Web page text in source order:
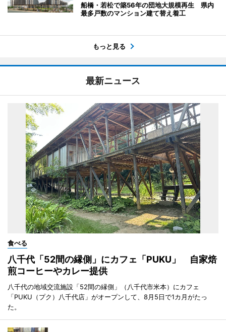
船橋・若松で築56年の団地大規模再生 県内
最多戸数のマンション建て替え着工
もっと見る
最新ニュース
食べる
八千代「52間の縁側」にカフェ「PUKU」 自家焙
煎コーヒーやカレー提供
八千代の地域交流施設「52間の縁側」（八千代市米本）にカフェ
「PUKU（プク）八千代店」がオープンして、8月5日で1カ月がたっ
た。